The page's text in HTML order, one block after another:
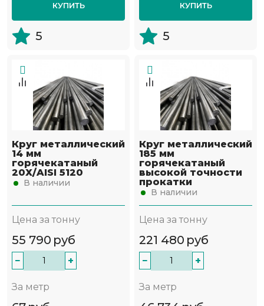
КУПИТЬ
5
КУПИТЬ
5
Круг металлический
14 мм
горячекатаный
20Х/AISI 5120
В наличии
Цена за тонну
55 790 руб
− +
За метр
Круг металлический
185 мм
горячекатаный
высокой точности
прокатки
В наличии
Цена за тонну
221 480 руб
− +
За метр